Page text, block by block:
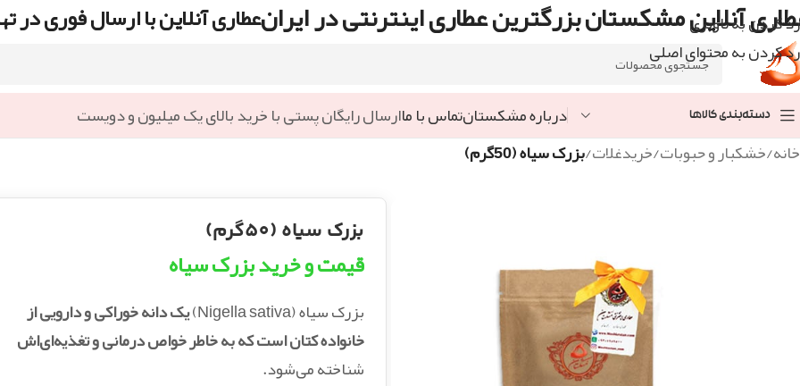
رد کردن به ناوبری
رد کردن به محتوای اصلی
آنلاین مشکستان بزرگترین عطاری اینترنتی در ایرانعطاری آنلاین با ارسال فوری در
دسته‌بندی کالاها درباره مشکستانتماس با ماارسال رایگان پستی با خرید بالای یک میلیون و دویست
خانه/خشکبار و حبوبات/خریدغلات/بزرک سیاه (50گرم)
بزرک سیاه (50گرم)
قیمت و خرید بزرک سیاه
بزرک سیاه (Nigella sativa)
یک دانه خوراکی و دارویی از
خانواده کتان است که به خاطر خواص درمانی و تغذیه‌ای‌اش
شناخته می‌شود.